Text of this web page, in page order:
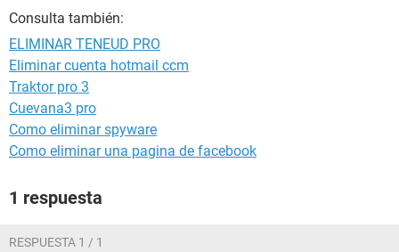
Consulta también:
ELIMINAR TENEUD PRO
Eliminar cuenta hotmail ccm
Traktor pro 3
Cuevana3 pro
Como eliminar spyware
Como eliminar una pagina de facebook
1 respuesta
RESPUESTA 1 / 1